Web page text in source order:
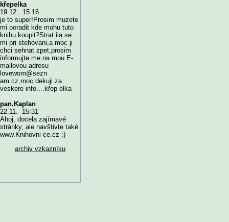
křepelka
19.12. 15:16
je to super!Prosim muzete
mi poradit kde mohu tuto
knihu koupit?Strat ila se
mi pri stehovani,a moc ji
chci sehnat zpet,prosim
informujte me na mou E-
mailovou adresu
lovewom@sezn
am.cz,moc dekuji za
veskere info....křep elka
pan.Kaplan
22.11. 15:31
Ahoj, docela zajímavé
stránky, ale navštivte také
www.Knihovni ce.cz ;)
archiv vzkazníku